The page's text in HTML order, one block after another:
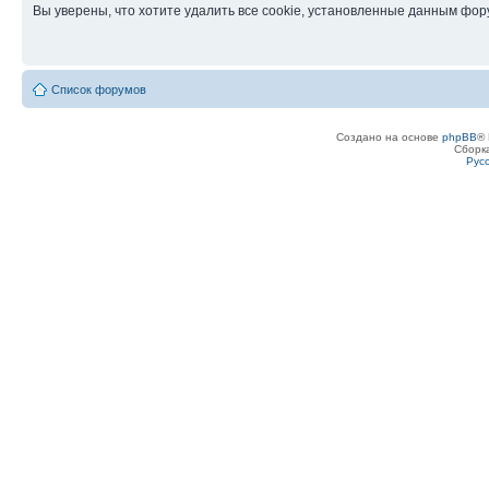
Вы уверены, что хотите удалить все cookie, установленные данным
Список форумов
Создано на основе phpBB®